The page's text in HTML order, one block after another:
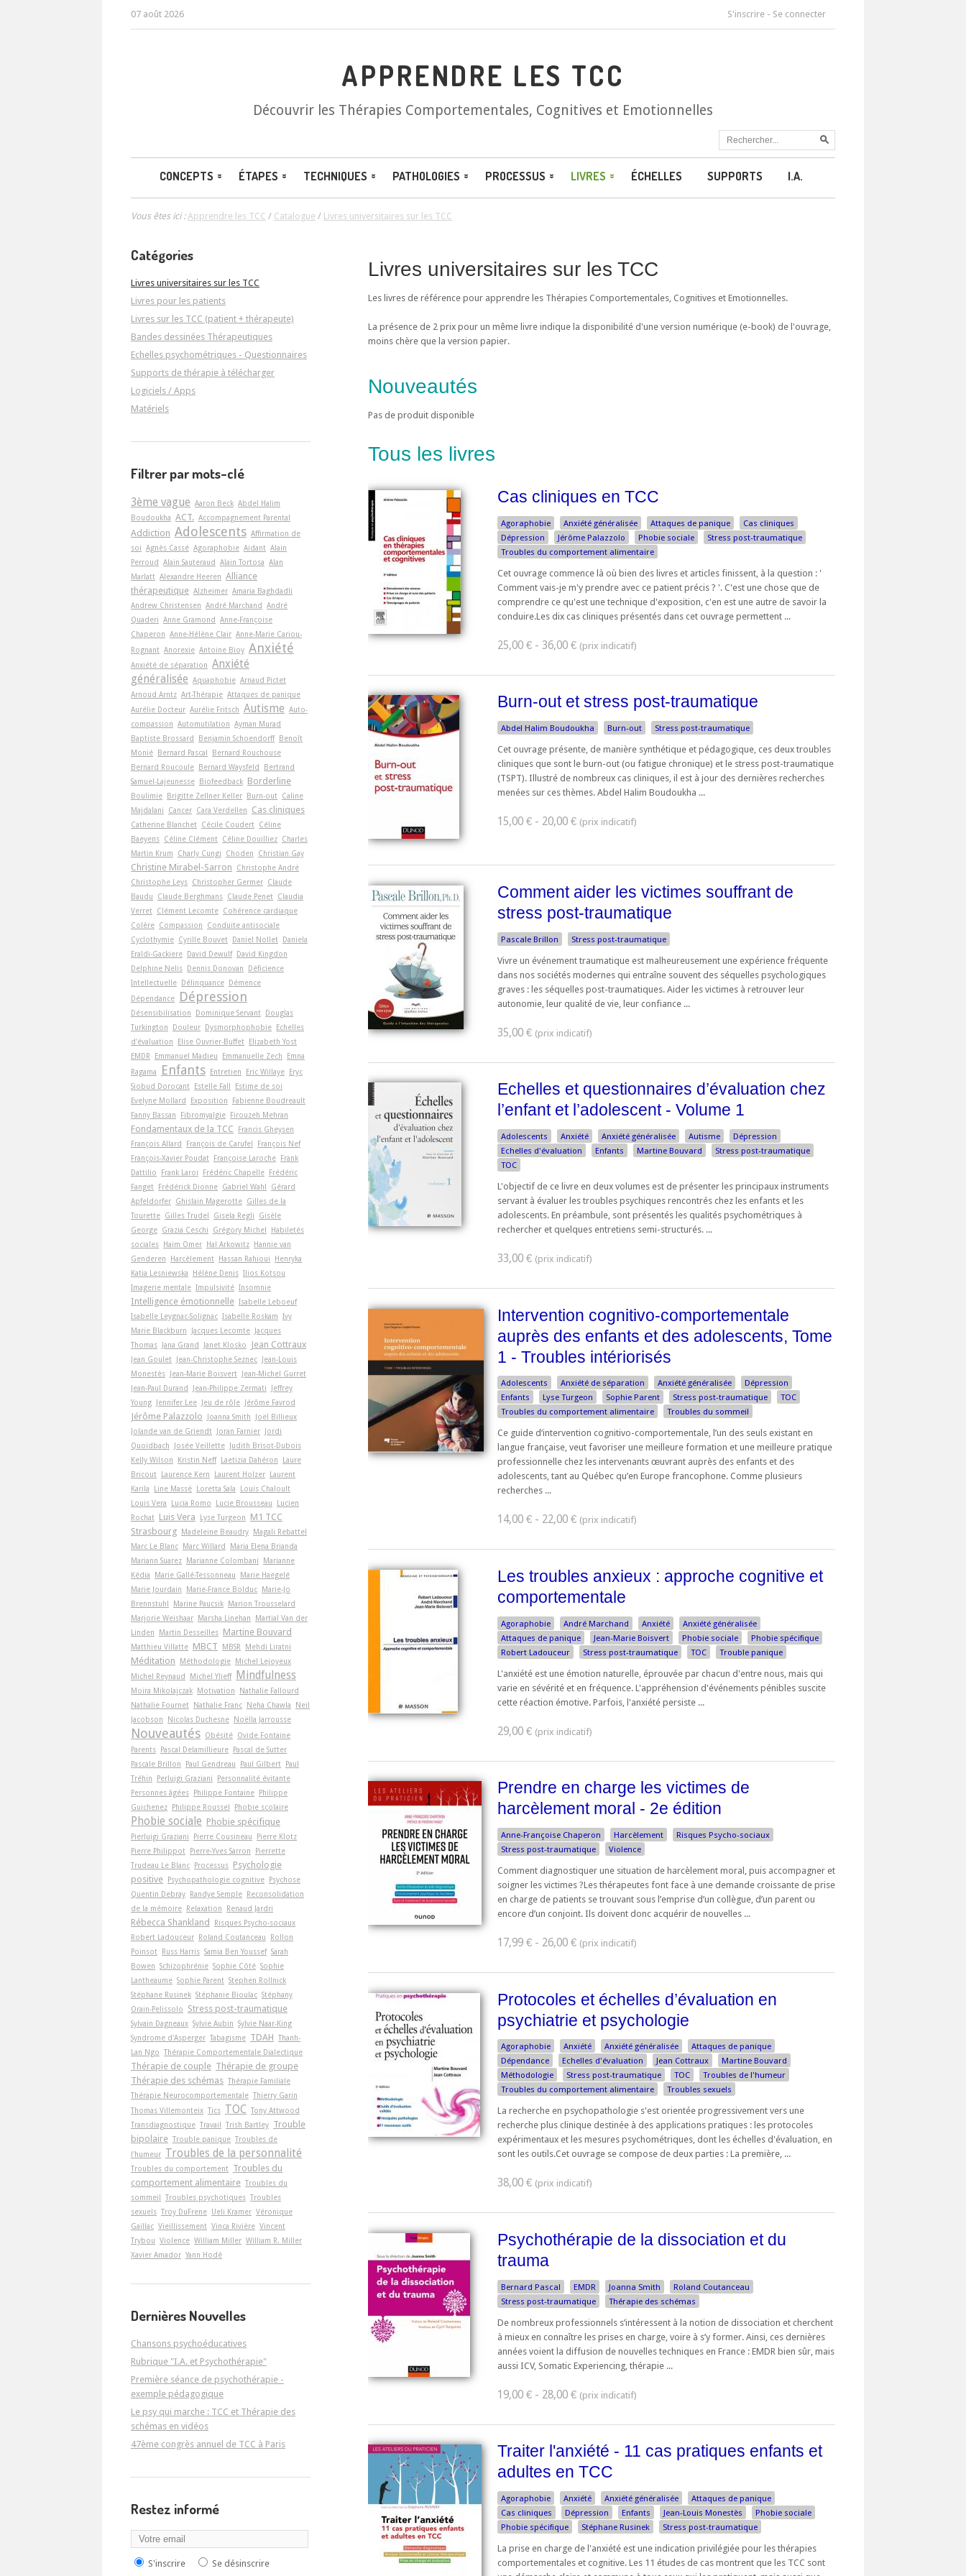
07 août 2026 S'inscrire - Se connecter
APPRENDRE LES TCC
Découvrir les Thérapies Comportementales, Cognitives et Emotionnelles
CONCEPTS ÉTAPES TECHNIQUES PATHOLOGIES PROCESSUS LIVRES ÉCHELLES SUPPORTS I.A.
Vous êtes ici :Apprendre les TCC / Catalogue / Livres universitaires sur les TCC
Livres universitaires sur les TCC
Les livres de référence pour apprendre les Thérapies Comportementales, Cognitives et Emotionnelles.
La présence de 2 prix pour un même livre indique la disponibilité d'une version numérique (e-book) de l'ouvrage,
moins chère que la version papier.
Nouveautés
Pas de produit disponible
Tous les livres
Cas cliniques en TCC
Agoraphobie Anxiété généralisée Attaques de panique
Cas cliniques
Dépression
Jérôme Palazzolo Phobie sociale
Stress post-traumatique
Troubles du comportement alimentaire
Cet ouvrage commence là où bien des livres et articles finissent, à la question : '
Comment vais-je m'y prendre avec ce patient précis ? '. C'est une chose que de
comprendre ce qu'est une technique d'exposition, c'en est une autre de savoir la
conduire.Les dix cas cliniques présentés dans cet ouvrage permettent ...
25,00 € - 36,00 €
Burn-out et stress post-traumatique
Abdel Halim Boudoukha Burn-out Stress post-traumatique
Cet ouvrage présente, de manière synthétique et pédagogique, ces deux troubles
cliniques que sont le burn-out (ou fatigue chronique) et le stress post-traumatique
(TSPT). Illustré de nombreux cas cliniques, il est à jour des dernières recherches
menées sur ces thèmes. Abdel Halim Boudoukha ...
15,00 € - 20,00 €
Comment aider les victimes souffrant de
stress post-traumatique
Pascale Brillon Stress post-traumatique
Vivre un événement traumatique est malheureusement une expérience fréquente
dans nos sociétés modernes qui entraîne souvent des séquelles psychologiques
graves : les séquelles post-traumatiques. Aider les victimes à retrouver leur
autonomie, leur qualité de vie, leur confiance ...
35,00 €
Echelles et questionnaires d’évaluation chez
l’enfant et l’adolescent - Volume 1
Adolescents Anxiété Anxiété généralisée Autisme
Dépression
Echelles d'évaluation
Enfants Martine Bouvard
Stress post-traumatique
TOC
L'objectif de ce livre en deux volumes est de présenter les principaux instruments
servant à évaluer les troubles psychiques rencontrés chez les enfants et les
adolescents. En préambule, sont présentés les qualités psychométriques à
rechercher et quelques entretiens semi-structurés. ...
33,00 €
Intervention cognitivo-comportementale
auprès des enfants et des adolescents, Tome
1 - Troubles intériorisés
Adolescents Anxiété de séparation Anxiété généralisée
Dépression
Enfants
Lyse Turgeon Sophie Parent Stress post-traumatique
TOC
Troubles du comportement alimentaire
Troubles du sommeil
Ce guide d’intervention cognitivo-comportementale, l’un des seuls existant en
langue française, veut favoriser une meilleure formation et une meilleure pratique
professionnelle chez les intervenants œuvrant auprès des enfants et des
adolescents, tant au Québec qu’en Europe francophone. Comme plusieurs
recherches ...
14,00 € - 22,00 €
Les troubles anxieux : approche cognitive et
comportementale
Agoraphobie André Marchand Anxiété
Anxiété généralisée
Attaques de panique
Jean-Marie Boisvert Phobie sociale
Phobie spécifique
Robert Ladouceur
Stress post-traumatique TOC Trouble panique
L'anxiété est une émotion naturelle, éprouvée par chacun d'entre nous, mais qui
varie en sévérité et en fréquence. L'appréhension d'événements pénibles suscite
cette réaction émotive. Parfois, l'anxiété persiste ...
29,00 €
Prendre en charge les victimes de
harcèlement moral - 2e édition
Anne-Françoise Chaperon Harcèlement
Risques Psycho-sociaux
Stress post-traumatique
Violence
Comment diagnostiquer une situation de harcèlement moral, puis accompagner et
soigner les victimes ?Les thérapeutes font face à une demande croissante de prise
en charge de patients se trouvant sous l’emprise d’un collègue, d’un parent ou
encore d’un conjoint. Ils doivent donc acquérir de nouvelles ...
17,99 € - 26,00 €
Protocoles et échelles d’évaluation en
psychiatrie et psychologie
Agoraphobie Anxiété Anxiété généralisée
Attaques de panique
Dépendance
Echelles d'évaluation Jean Cottraux
Martine Bouvard
Méthodologie
Stress post-traumatique TOC
Troubles de l'humeur
Troubles du comportement alimentaire
Troubles sexuels
La recherche en psychopathologie s'est orientée progressivement vers une
recherche plus clinique destinée à des applications pratiques : les protocoles
expérimentaux et les mesures psychométriques, dont les échelles d'évaluation, en
sont les outils.Cet ouvrage se compose de deux parties : La première, ...
38,00 €
Psychothérapie de la dissociation et du
trauma
Bernard Pascal EMDR Joanna Smith
Roland Coutanceau
Stress post-traumatique
Thérapie des schémas
De nombreux professionnels s’intéressent à la notion de dissociation et cherchent
à mieux en connaître les prises en charge, voire à s’y former. Ainsi, ces dernières
années voient la diffusion de nouvelles techniques en France : EMDR bien sûr, mais
aussi ICV, Somatic Experiencing, thérapie ...
19,00 € - 28,00 €
Traiter l'anxiété - 11 cas pratiques enfants et
adultes en TCC
Agoraphobie Anxiété Anxiété généralisée
Attaques de panique
Cas cliniques
Dépression Enfants Jean-Louis Monestès
Phobie sociale
Phobie spécifique
Stéphane Rusinek Stress post-traumatique
La prise en charge de l'anxiété est une indication privilégiée pour les thérapies
comportementales et cognitive. Les 11 études de cas montrent que les TCC sont
Catégories
Livres universitaires sur les TCC
Livres pour les patients
Livres sur les TCC (patient + thérapeute)
Bandes dessinées Thérapeutiques
Echelles psychométriques - Questionnaires
Supports de thérapie à télécharger
Logiciels / Apps
Matériels
Filtrer par mots-clé
3ème vague Aaron Beck Abdel Halim
Boudoukha ACT. Accompagnement Parental
Addiction Adolescents Affirmation de
soi Agnès Cassé Agoraphobie Aidant Alain
Perroud Alain Sauteraud Alain Tortosa Alan
Marlatt Alexandre Heeren Alliance
thérapeutique Alzheimer Amaria Baghdadli
Andrew Christensen André Marchand André
Quaderi Anne Gramond Anne-Françoise
Chaperon Anne-Hélène Clair Anne-Marie Cariou-
Rognant Anorexie Antoine Bioy Anxiété
Anxiété de séparation Anxiété
généralisée Aquaphobie Arnaud Pictet
Arnoud Arntz Art-Thérapie Attaques de panique
Aurélie Docteur Aurélie Fritsch Autisme Auto-
compassion Automutilation Ayman Murad
Baptiste Brossard
Benjamin Schoendorff Benoît
Monié Bernard Pascal
Bernard Rouchouse
Bernard Roucoule Bernard Waysfeld
Bertrand
Samuel-Lajeunesse Biofeedback Borderline
Boulimie Brigitte Zellner Keller Burn-out Caline
Majdalani
Cancer Cara Verdellen Cas cliniques
Catherine Blanchet Cécile Coudert Céline
Baeyens Céline Clément Céline Douilliez Charles
Martin Krum
Charly Cungi Choden Christian Gay
Christine Mirabel-Sarron
Christophe André
Christophe Leys Christopher Germer Claude
Baudu
Claude Berghmans Claude Penet Claudia
Verret Clément Lecomte Cohérence cardiaque
Colère Compassion
Conduite antisociale
Cyclothymie Cyrille Bouvet Daniel Nollet Daniela
Eraldi-Gackiere David Dewulf David Kingdon
Delphine Nelis Dennis Donovan
Déficience
Intellectuelle Délinquance Démence
Dépendance
Dépression
Désensibilisation Dominique Servant Douglas
Turkington
Douleur Dysmorphophobie Echelles
d'évaluation
Elise Ouvrier-Buffet Elizabeth Yost
EMDR
Emmanuel Madieu Emmanuelle Zech
Emna
Ragama
Enfants Entretien Eric Willaye Eryc
Siobud Dorocant Estelle Fall
Estime de soi
Evelyne Mollard
Exposition
Fabienne Boudreault
Fanny Bassan
Fibromyalgie Firouzeh Mehran
Fondamentaux de la TCC
Francis Gheysen
François Allard
François de Carufel
François Nef
François-Xavier Poudat Françoise Laroche Frank
Dattilio
Frank Laroi Frédéric Chapelle Frédéric
Fanget Frédérick Dionne Gabriel Wahl
Gérard
Apfeldorfer Ghislain Magerotte Gilles de la
Tourette Gilles Trudel Gisela Regli
Gisèle
George Grazia Ceschi Grégory Michel
Habiletés
sociales Haim Omer Hal Arkowitz Hannie van
Genderen
Harcèlement Hassan Rahioui
Henryka
Katia Lesniewska
Hélène Denis Ilios Kotsou
Imagerie mentale Impulsivité Insomnie
Intelligence émotionnelle Isabelle Leboeuf
Isabelle Leygnac-Solignac Isabelle Roskam Ivy
Marie Blackburn
Jacques Lecomte Jacques
Thomas Jana Grand Janet Klosko Jean Cottraux
Jean Goulet Jean-Christophe Seznec Jean-Louis
Monestès Jean-Marie Boisvert Jean-Michel Gurret
Jean-Paul Durand
Jean-Philippe Zermati
Jeffrey
Young Jennifer Lee Jeu de rôle Jérôme Favrod
Jérôme Palazzolo Joanna Smith
Joël Billieux
Jolande van de Griendt Joran Farnier Jordi
Quoidbach
Josée Veillette Judith Brisot-Dubois
Kelly Wilson
Kristin Neff Laetizia Dahéron
Laure
Bricout Laurence Kern Laurent Holzer Laurent
Karila
Line Massé Loretta Sala
Louis Chaloult
Louis Vera
Lucia Romo Lucie Brousseau
Lucien
Rochat Luis Vera Lyse Turgeon
M1 TCC
Strasbourg Madeleine Beaudry Magali Rebattel
Marc Le Blanc Marc Willard
Maria Elena Brianda
Mariann Suarez Marianne Colombani
Marianne
Kédia
Marie Gallé-Tessonneau
Marie Haegelé
Marie Jourdain
Marie-France Bolduc Marie-Jo
Brennstuhl
Marine Paucsik Marion Trousselard
Marjorie Weishaar Marsha Linehan
Martial Van der
Linden
Martin Desseilles Martine Bouvard
Matthieu Villatte MBCT MBSR Mehdi Liratni
Méditation Méthodologie Michel Lejoyeux
Michel Reynaud
Michel Ylieff Mindfulness
Moïra Mikolajczak Motivation
Nathalie Fallourd
Nathalie Fournet Nathalie Franc Neha Chawla
Neil
Jacobson
Nicolas Duchesne Noëlla Jarrousse
Nouveautés Obésité Ovide Fontaine
Parents Pascal Delamillieure Pascal de Sutter
Pascale Brillon
Paul Gendreau Paul Gilbert Paul
Tréhin
Perluigi Graziani
Personnalité évitante
Personnes âgées Philippe Fontaine Philippe
Guichenez Philippe Roussel Phobie scolaire
Phobie sociale Phobie spécifique
Pierluigi Graziani Pierre Cousineau
Pierre Klotz
Pierre Philippot Pierre-Yves Sarron
Pierrette
Trudeau Le Blanc Processus Psychologie
positive Psychopathologie cognitive Psychose
Quentin Debray Randye Semple Reconsolidation
de la mémoire Relaxation Renaud Jardri
Rébecca Shankland
Risques Psycho-sociaux
Robert Ladouceur Roland Coutanceau
Rollon
Poinsot Russ Harris Samia Ben Youssef Sarah
Bowen Schizophrénie Sophie Côté Sophie
Lantheaume Sophie Parent Stephen Rollnick
Stéphane Rusinek Stéphanie Bioulac Stéphany
Orain-Pelissolo
Stress post-traumatique
Sylvain Dagneaux Sylvie Aubin Sylvie Naar-King
Syndrome d'Asperger Tabagisme TDAH Thanh-
Lan Ngo Thérapie Comportementale Dialectique
Thérapie de couple Thérapie de groupe
Thérapie des schémas Thérapie Familiale
Thérapie Neurocomportementale Thierry Garin
Thomas Villemonteix Tics TOC Tony Attwood
Transdiagnostique Travail Trish Bartley Trouble
bipolaire Trouble panique Troubles de
l'humeur Troubles de la personnalité
Troubles du comportement Troubles du
comportement alimentaire Troubles du
sommeil Troubles psychotiques Troubles
sexuels Troy DuFrene Ueli Kramer Véronique
Gaillac Vieillissement Vinca Rivière Vincent
Trybou Violence William Miller William R. Miller
Xavier Amador Yann Hodé
Dernières Nouvelles
Chansons psychoéducatives
Rubrique "I.A. et Psychothérapie"
Première séance de psychothérapie -
exemple pédagogique
Le psy qui marche : TCC et Thérapie des
schémas en vidéos
47ème congrès annuel de TCC à Paris
Restez informé
S'inscrire Se désinscrire